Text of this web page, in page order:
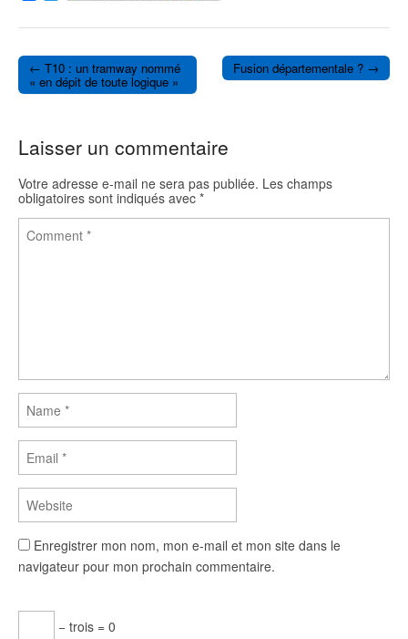
a
c
b
o
o
k
w
i
t
e
r
Post navigation
← T10 : un tramway nommé
« en dépit de toute logique »
Fusion départementale ? →
Laisser un commentaire
Votre adresse e-mail ne sera pas publiée. Les champs
obligatoires sont indiqués avec *
Enregistrer mon nom, mon e-mail et mon site dans le
navigateur pour mon prochain commentaire.
− trois = 0